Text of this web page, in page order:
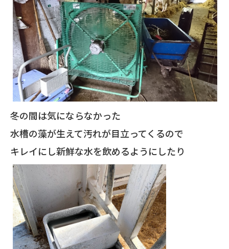
冬の間は気にならなかった
水槽の藻が生えて汚れが目立ってくるので
キレイにし新鮮な水を飲めるようにしたり